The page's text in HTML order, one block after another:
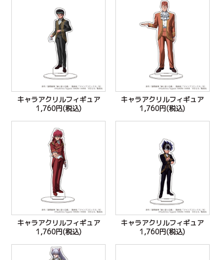
キャラアクリルフィギュア
1,760円(税込)
キャラアクリルフィギュア
1,760円(税込)
キャラアクリルフィギュア
1,760円(税込)
キャラアクリルフィギュア
1,760円(税込)